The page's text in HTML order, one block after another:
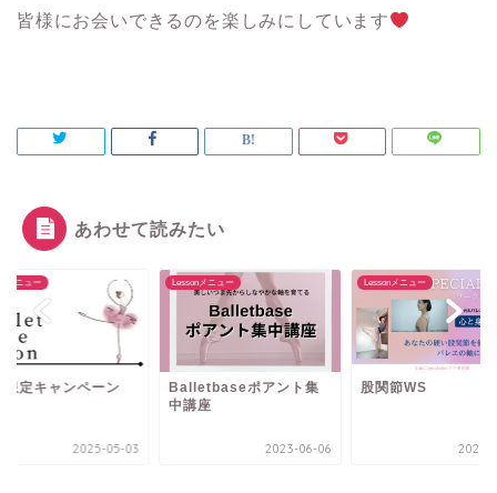
皆様にお会いできるのを楽しみにしています
あわせて読みたい
メニュー
限定キャンペーン
2025-05-03
Lessonメニュー
Balletbaseポアント集
中講座
2023-06-06
Lessonメニュー
股関節WS
2023-